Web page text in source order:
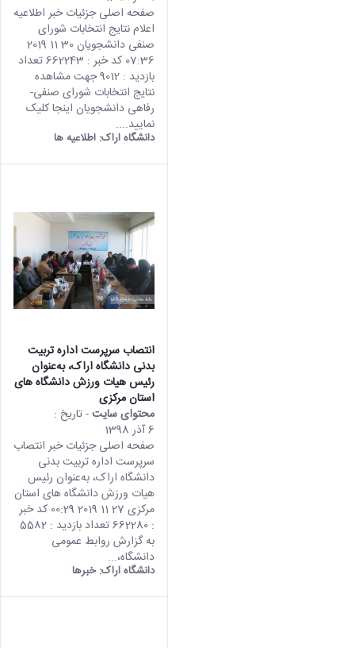
صفحه اصلی جزئیات خبر اطلاعیه
اعلام نتایج انتخابات شورای
صنفی دانشجویان 30 11 2019
07:36 کد خبر : 662243 تعداد
بازدید : 9012 جهت مشاهده
نتایج انتخابات شورای صنفی-
رفاهی دانشجویان اینجا کلیک
نمایید....
دانشگاه اراک: اطلاعیه ها
انتصاب سرپرست اداره تربیت
بدنی دانشگاه اراک، به‌عنوان
رئیس هیات ورزش دانشگاه های
استان مرکزی
محتوای سایت- تاریخ :
6 آذر 1398
صفحه اصلی جزئیات خبر انتصاب
سرپرست اداره تربیت بدنی
دانشگاه اراک، به‌عنوان رئیس
هیات ورزش دانشگاه های استان
مرکزی 27 11 2019 00:29 کد خبر
: 662280 تعداد بازدید : 5582
به گزارش روابط عمومی
دانشگاه،...
دانشگاه اراک:خبرها